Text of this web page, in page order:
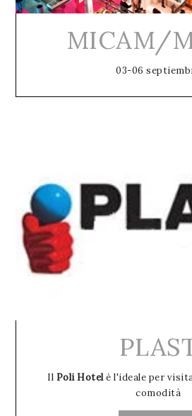
MICAM/
03-06
Il Poli Hotelè l'ideale per
comodità